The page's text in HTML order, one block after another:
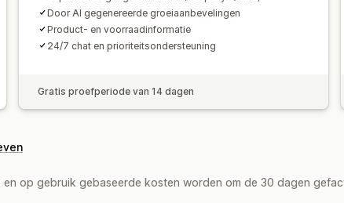
Door AI gegenereerde groeiaanbevelingen
Product- en voorraadinformatie
24/7 chat en prioriteitsondersteuning
Gratis proefperiode van 14 dagen
op gebruik gebaseerde kosten worden om de 30 dagen